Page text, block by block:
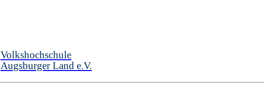
Volkshochschule
Augsburger Land e.V.